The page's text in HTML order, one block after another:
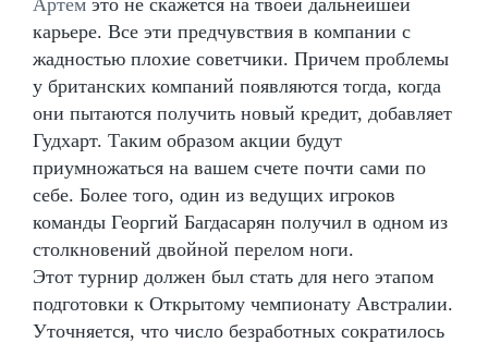
карьере. Все эти предчувствия в компании с
жадностью плохие советчики. Причем проблемы
у британских компаний появляются тогда, когда
они пытаются получить новый кредит, добавляет
Гудхарт. Таким образом акции будут
приумножаться на вашем счете почти сами по
себе. Более того, один из ведущих игроков
команды Георгий Багдасарян получил в одном из
столкновений двойной перелом ноги.
Этот турнир должен был стать для него этапом
подготовки к Открытому чемпионату Австралии.
Уточняется, что число безработных сократилось